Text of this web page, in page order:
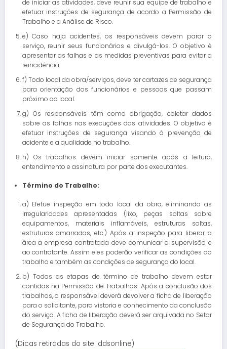
de iniciar as atividades, deve reunir sua equipe de trabalho e
efetuar instruções de segurança de acordo a Permissão de
Trabalho e a Análise de Risco.
e) Caso haja acidentes, os responsáveis devem parar o
serviço, reunir seus funcionários e divulgá-los. O objetivo é
apresentar as falhas e as medidas preventivas para evitar a
reincidência.
f) Todo local da obra/serviços, deve ter cartazes de segurança
para orientação dos funcionários e pessoas que passam
próximo ao local.
g) Os responsáveis têm como obrigação, coletar dados
sobre as falhas nas execuções das atividades. O objetivo é
efetuar instruções de segurança visando à prevenção de
acidente e a qualidade no trabalho.
h) Os trabalhos devem iniciar somente após a leitura,
entendimento e assinatura por parte dos executantes.
Término do Trabalho:
a) Efetue inspeção em todo local da obra, eliminando as
irregularidades apresentadas (lixo, peças soltas sobre
equipamentos, materiais inflamáveis, estruturas soltas,
estruturas amarradas, etc.) Após a inspeção para liberar a
área a empresa contratada deve comunicar a supervisão e
ao contratante. Assim eles poderão verificar as condições do
trabalho e também as condições de segurança do local.
b) Todas as etapas de término de trabalho devem estar
contidas na Permissão de Trabalhos. Após a conclusão dos
trabalhos, o responsável deverá devolver a ficha de liberação
para o solicitante, para vistoria e conhecimento da conclusão
do serviço. A ficha de liberação deverá ser arquivada no Setor
de Segurança do Trabalho.
(Dicas retiradas do site: ddsonline)